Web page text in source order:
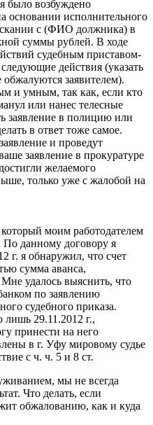
было возбуждено
основании исполнительного
с (ФИО должника) в
суммы рублей. В ходе
судебным приставом-
действия (указать
обжалуются заявителем).
и умным, так как, если кто
или нанес телесные
заявление в полицию или
в ответ тоже самое.
и проведут
заявление в прокуратуре
желаемого
только уже с жалобой на
моим работодателем
По данному договору я
г. я обнаружил, что счет
сумма аванса,
удалось выяснить, что
по заявлению
судебного приказа.
29.11.2012 г.,
принести на него
в г. Уфу мировому судье
с ч. ч. 5 и 8 ст.
мы не всегда
Что делать, если
обжалованию, как и куда